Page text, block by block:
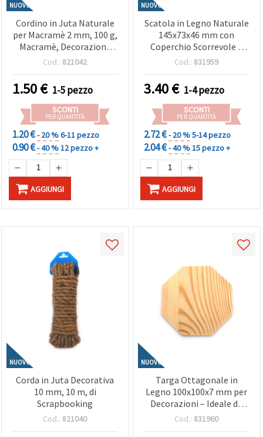
NUOVO
Cordino in Juta Naturale
per Macramè 2 mm, 100 g,
Macramè, Decorazioni,
Fatte a Mano
Cod.: 821042
1.50€ 1-5 pezzo
SCONTI
PER QUANTITÀ
1.20 €- 20 %6-11 pezzo
0.90 €- 40 %12 pezzo +
AGGIUNGI
NUOVO
Scatola in Legno Naturale
145x73x46 mm con
Coperchio Scorrevole –
Ideale per
Decorazione & Progetti di
Hobby Creativi e Fai da Te
Cod.: 831959
3.40€ 1-4 pezzo
SCONTI
PER QUANTITÀ
2.72 €- 20 %5-14 pezzo
2.04 €- 40 %15 pezzo +
AGGIUNGI
NUOVO
Corda in Juta Decorativa
10 mm, 10 m, di
Scrapbooking
Cod.: 821040
NUOVO
Targa Ottagonale in
Legno 100x100x7 mm per
Decorazioni – Ideale da
Dipingere, per Hobby
Cod.: 831960